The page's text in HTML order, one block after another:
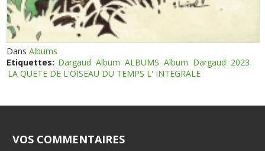
DansAlbums
Etiquettes: Dargaud Album ALBUMS Album Dargaud 2023
LA QUETE DE L'OISEAU DU TEMPS L' INTEGRALE
VOS COMMENTAIRES